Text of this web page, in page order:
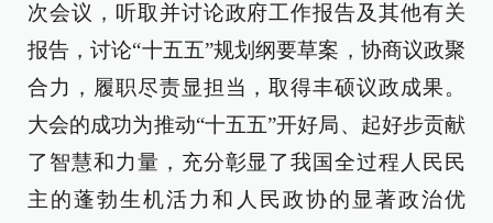
次会议，听取并讨论政府工作报告及其他有关
报告，讨论“十五五”规划纲要草案，协商议政聚
合力，履职尽责显担当，取得丰硕议政成果。
大会的成功为推动“十五五”开好局、起好步贡献
了智慧和力量，充分彰显了我国全过程人民民
主的蓬勃生机活力和人民政协的显著政治优